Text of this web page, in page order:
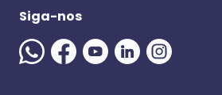
Siga-nos